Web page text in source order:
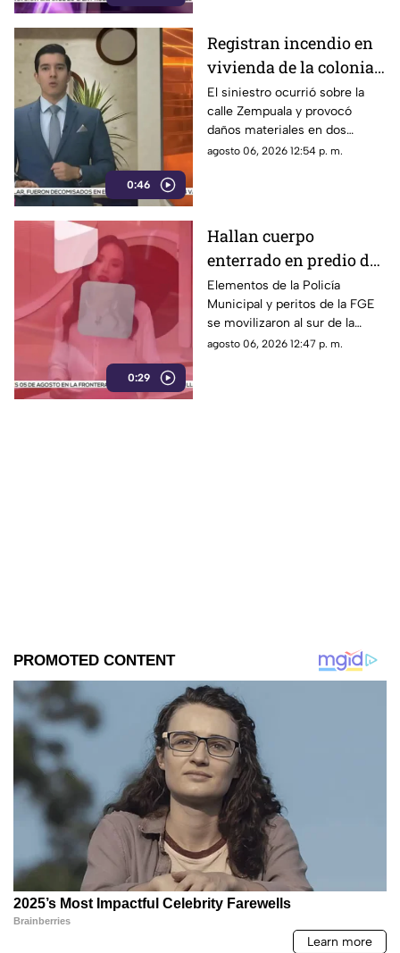
0:46
Registran incendio en
vivienda de la colonia
Fronteriza; bomberos
controlan las llamas
El siniestro ocurrió sobre la
calle Zempuala y provocó
daños materiales en dos
habitaciones; Protección Civil
agosto 06, 2026 12:54 p. m.
0:29
Hallan cuerpo
enterrado en predio de
la colonia División del
Norte en Chihuahua
Elementos de la Policía
Municipal y peritos de la FGE
se movilizaron al sur de la
capital tras el descubrimiento
agosto 06, 2026 12:47 p. m.